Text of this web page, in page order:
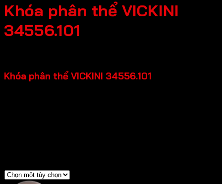
Khóa phân thể VICKINI
34556.101
Khóa phân thể VICKINI 34556.101